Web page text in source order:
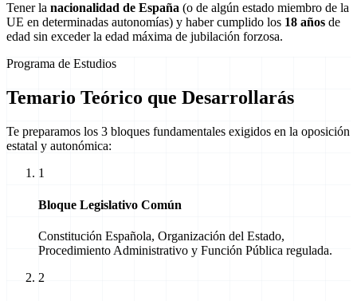
Tener la nacionalidad de España (o de algún estado miembro de la
UE en determinadas autonomías) y haber cumplido los 18 años de
edad sin exceder la edad máxima de jubilación forzosa.
Programa de Estudios
Temario Teórico que Desarrollarás
Te preparamos los 3 bloques fundamentales exigidos en la oposición
estatal y autonómica:
1
Bloque Legislativo Común
Constitución Española, Organización del Estado,
Procedimiento Administrativo y Función Pública regulada.
2